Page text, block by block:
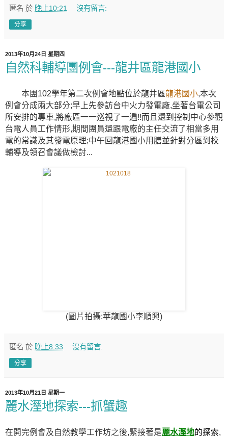
匿名 於 晚上10:21 沒有留言:
分享
2013年10月24日 星期四
自然科輔導團例會---龍井區龍港國小
本團102學年第二次例會地點位於龍井區龍港國小,本次
例會分成兩大部分;早上先參訪台中火力發電廠,坐著台電公司
所安排的專車,將廠區一一巡視了一遍!!而且還到控制中心參觀
台電人員工作情形,期間團員還跟電廠的主任交流了相當多用
電的常識及其發電原理;中午回龍港國小用膳並針對分區到校
輔導及領召會議做檢討...
(圖片拍攝:華龍國小李順興)
匿名 於 晚上8:33 沒有留言:
分享
2013年10月21日 星期一
麗水溼地探索---抓蟹趣
在開完例會及自然教學工作坊之後,緊接著是麗水溼地的探索,